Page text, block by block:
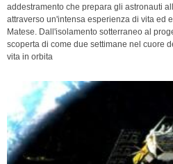
addestramento che prepara gli astronauti
attraverso un'intensa esperienza di vita ed
Matese. Dall'isolamento sotterraneo al
scoperta di come due settimane nel cuore
vita in orbita